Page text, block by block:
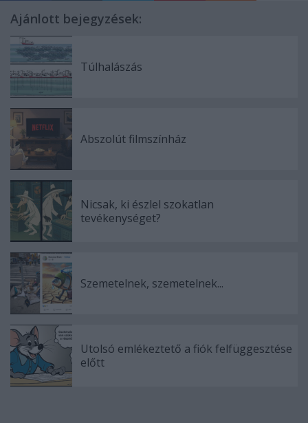
Ajánlott bejegyzések:
Túlhalászás
Abszolút filmszínház
Nicsak, ki észlel szokatlan
tevékenységet?
Szemetelnek, szemetelnek...
Utolsó emlékeztető a fiók felfüggesztése
előtt